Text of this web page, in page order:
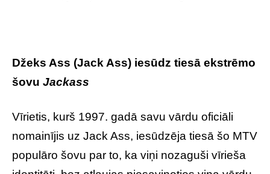
Džeks Ass (Jack Ass) iesūdz tiesā ekstrēmo
šovu Jackass
Vīrietis, kurš 1997. gadā savu vārdu oficiāli
nomainījis uz Jack Ass, iesūdzēja tiesā šo MTV
populāro šovu par to, ka viņi nozaguši vīrieša